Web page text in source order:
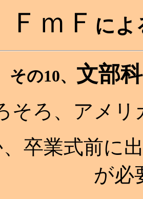
ＦｍＦ によ
その10、 文部
そろ、アメリ
卒業式前に
が必